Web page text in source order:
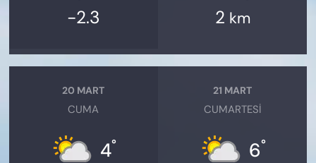
-2.3 2 km
20 MART
CUMA
4°
21 MART
CUMARTESI
6°